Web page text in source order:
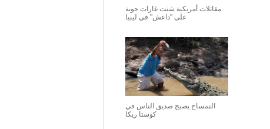
مقاتلات أمريكية شنت غارات جوية
على "داعش" في ليبيا
التمساح يصبح صديق الناس في
كوستا ريكا